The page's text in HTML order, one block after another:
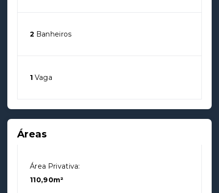
2 Banheiros
1 Vaga
Áreas
Área Privativa:
110,90m²